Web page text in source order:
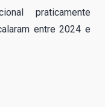
praticamente
entre 2024 e